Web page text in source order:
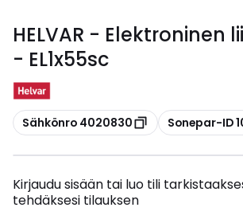
HELVAR - Elektroninen
- EL1x55sc
Kopioi
Sähkönro 4020830 Kopioi
Sonepar-ID
Kirjaudu sisään tai luo tili
tehdäksesi tilauksen